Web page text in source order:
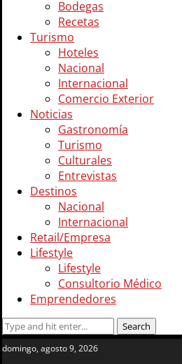
Bodegas
Recetas
Turismo
Hoteles
Nacional
Internacional
Comercio Exterior
Noticias
Gastronomía
Turismo
Culturales
Entrevistas
Destinos
Nacional
Internacional
Retail/Empresa
Lifestyle
Lifestyle
Consultorio Médico
Emprendedores
domingo, agosto 9, 2026